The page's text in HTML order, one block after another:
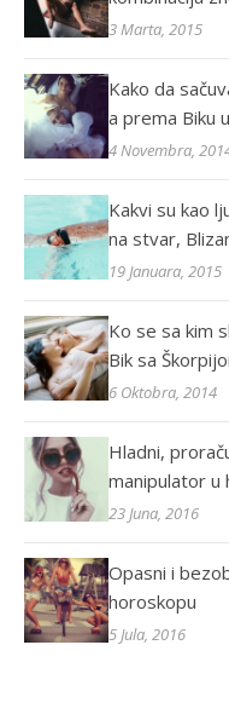
3 Marta, 2015
Kako da
a prema Biku
4 Novembra,
Kakvi su kao
na stvar,
19 Januara, 2015
Ko se sa kim
Bik sa
6 Oktobra, 2014
Hladni,
manipulator u
23 Juna, 2016
Opasni i
horoskopu
5 Jula, 2016